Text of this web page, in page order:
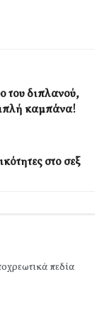
του διπλανού,
καμπάνα!
στο σεξ
πεδία